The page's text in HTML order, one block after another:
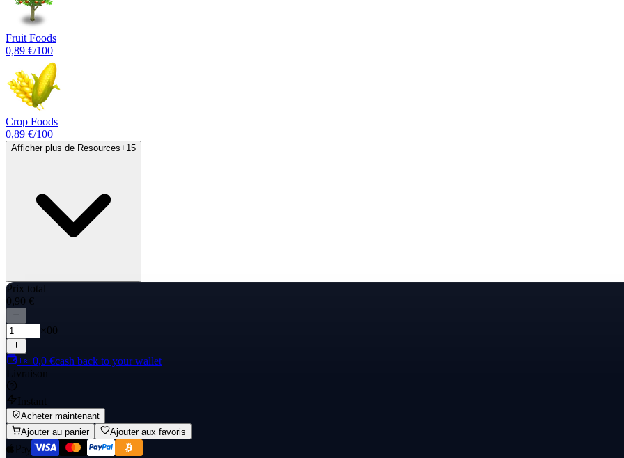
Fruit Foods
0,89 €/100
Crop Foods
0,89 €/100
Afficher plus de Resources+15
Prix total
0,90 €
×00
+≈ 0,0 €cash back to your wallet
Livraison
Instant
Acheter maintenant
Ajouter au panier
Ajouter aux favoris